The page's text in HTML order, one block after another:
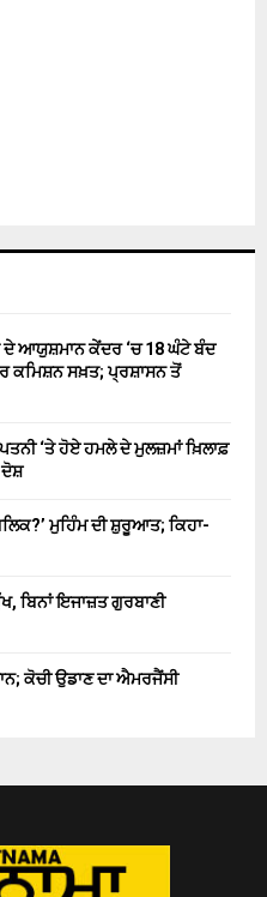
ਦੇ ਆਯੁਸ਼ਮਾਨ ਕੇਂਦਰ ‘ਚ 18 ਘੰਟੇ ਬੰਦ
ਕਮਿਸ਼ਨ ਸਖ਼ਤ; ਪ੍ਰਸ਼ਾਸਨ ਤੋਂ
‘ਤੇ ਹੋਏ ਹਮਲੇ ਦੇ ਮੁਲਜ਼ਮਾਂ ਖ਼ਿਲਾਫ਼
ਦੋਸ਼
ਮੁਹਿੰਮ ਦੀ ਸ਼ੁਰੂਆਤ; ਕਿਹਾ-
ਬਿਨਾਂ ਇਜਾਜ਼ਤ ਗੁਰਬਾਣੀ
ਕੋਚੀ ਉਡਾਣ ਦਾ ਐਮਰਜੈਂਸੀ